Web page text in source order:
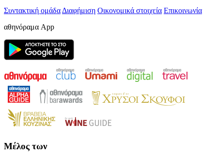
Συντακτική ομάδα Διαφήμιση Οικονομικά στοιχεία Επικοινωνία
αθηνόραμα App
Μέλος των